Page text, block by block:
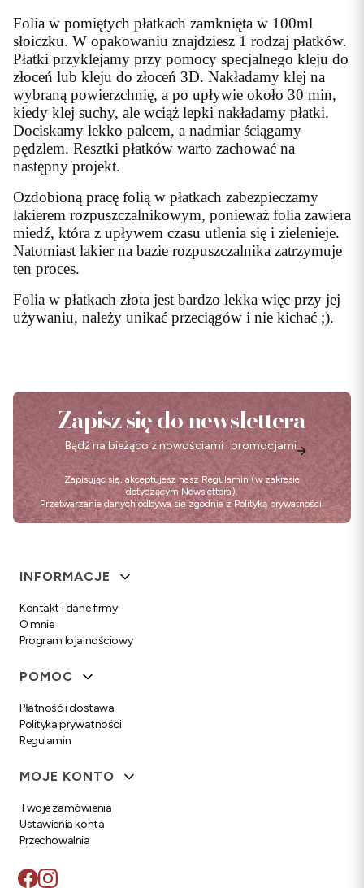
Folia w pomiętych płatkach zamknięta w 100ml
słoiczku. W opakowaniu znajdziesz 1 rodzaj płatków.
Płatki przyklejamy przy pomocy specjalnego kleju do
złoceń lub kleju do złoceń 3D. Nakładamy klej na
wybraną powierzchnię, a po upływie około 30 min,
kiedy klej suchy, ale wciąż lepki nakładamy płatki.
Dociskamy lekko palcem, a nadmiar ściągamy
pędzlem. Resztki płatków warto zachować na
następny projekt.
Ozdobioną pracę folią w płatkach zabezpieczamy
lakierem rozpuszczalnikowym, ponieważ folia zawiera
miedź, która z upływem czasu utlenia się i zielenieje.
Natomiast lakier na bazie rozpuszczalnika zatrzymuje
ten proces.
Folia w płatkach złota jest bardzo lekka więc przy jej
używaniu, należy unikać przeciągów i nie kichać ;).
Zapisz się do newslettera
Bądź na bieżąco z nowościami i promocjami.
Zapisując się, akceptujesz nasz Regulamin (w zakresie
dotyczącym Newslettera).
Przetwarzanie danych odbywa się zgodnie z Polityką prywatności.
Linki w stopce
INFORMACJE
Kontakt i dane firmy
O mnie
Program lojalnościowy
POMOC
Płatność i dostawa
Polityka prywatności
Regulamin
MOJE KONTO
Twoje zamówienia
Ustawienia konta
Przechowalnia